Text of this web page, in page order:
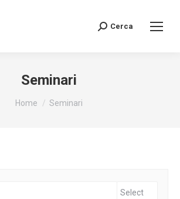
Search:
Cerca
Seminari
You are here:
Home Seminari